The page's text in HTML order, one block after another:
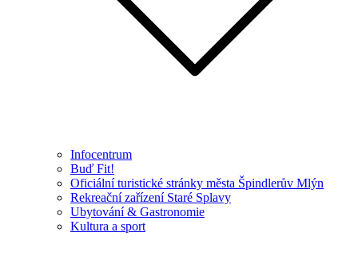
Infocentrum
Buď Fit!
Oficiální turistické stránky města Špindlerův Mlýn
Rekreační zařízení Staré Splavy
Ubytování & Gastronomie
Kultura a sport